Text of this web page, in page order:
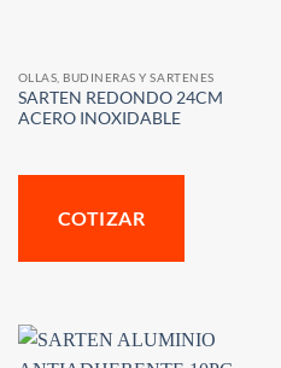
OLLAS, BUDINERAS Y SARTENES
SARTEN REDONDO 24CM
ACERO INOXIDABLE
COTIZAR